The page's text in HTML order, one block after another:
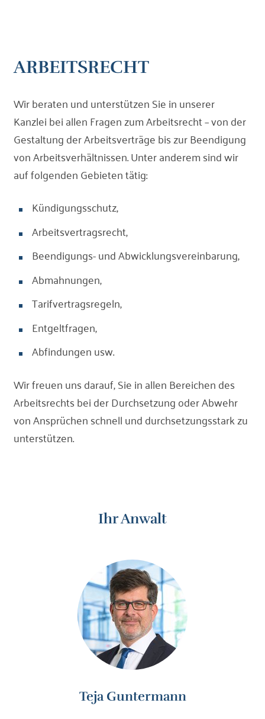
ARBEITSRECHT
Wir beraten und unterstützen Sie in unserer
Kanzlei bei allen Fragen zum Arbeitsrecht – von der
Gestaltung der Arbeitsverträge bis zur Beendigung
von Arbeitsverhältnissen. Unter anderem sind wir
auf folgenden Gebieten tätig:
Kündigungsschutz,
Arbeitsvertragsrecht,
Beendigungs- und Abwicklungsvereinbarung,
Abmahnungen,
Tarifvertragsregeln,
Entgeltfragen,
Abfindungen usw.
Wir freuen uns darauf, Sie in allen Bereichen des
Arbeitsrechts bei der Durchsetzung oder Abwehr
von Ansprüchen schnell und durchsetzungsstark zu
unterstützen.
Ihr Anwalt
Teja Guntermann